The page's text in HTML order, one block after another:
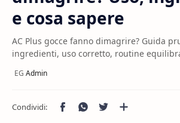
e cosa sapere
AC Plus gocce fanno dimagrire? Guida
ingredienti, uso corretto, routine